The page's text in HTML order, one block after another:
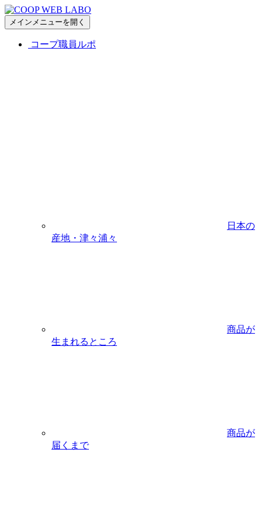
メインメニューを開く
コープ職員ルポ
日本の
産地・津々浦々
商品が
生まれるところ
商品が
届くまで